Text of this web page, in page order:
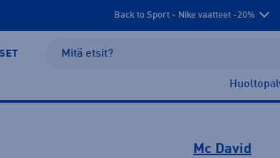
Back to Sport - Nike vaatteet -20%
Mc David